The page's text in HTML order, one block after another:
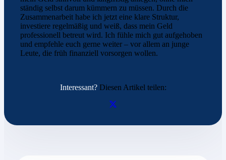
ständig selbst darum kümmern zu müssen. Durch die
Zusammenarbeit habe ich jetzt eine klare Struktur,
investiere regelmäßig und weiß, dass mein Geld
professionell betreut wird. Ich fühle mich gut aufgehoben
und empfehle euch gerne weiter – vor allem an junge
Leute, die früh finanziell vorsorgen wollen.
Interessant?Diesen Artikel teilen: